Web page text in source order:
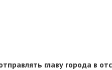
главу города в